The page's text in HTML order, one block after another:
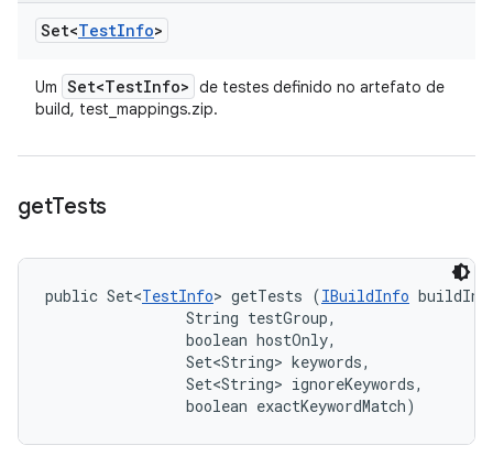
Set<TestInfo>
Um Set<TestInfo> de testes definido no artefato de
build, test_mappings.zip.
getTests
public Set<TestInfo> getTests (IBuildInfo
                String testGroup,
                boolean hostOnly,
                Set<String> keywords,
                Set<String> ignoreKeywords,
                boolean exactKeywordMatch)